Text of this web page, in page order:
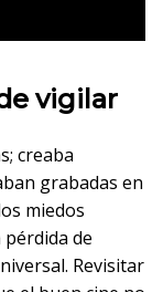
vigilar
creaba
grabadas en
miedos
de
Revisitar